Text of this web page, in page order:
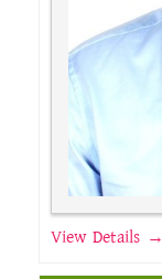
View Details →